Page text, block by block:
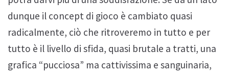
dunque il concept di gioco è cambiato quasi
radicalmente, ciò che ritroveremo in tutto e per
tutto è il livello di sfida, quasi brutale a tratti, una
grafica “pucciosa” ma cattivissima e sanguinaria,